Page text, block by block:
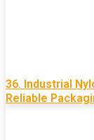
36. Industrial
Reliable